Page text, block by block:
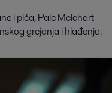
i pića, Pale Melchart
grejanja i hlađenja.